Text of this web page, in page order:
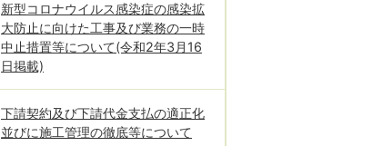
新型コロナウイルス感染症の感染拡
大防止に向けた工事及び業務の一時
中止措置等について(令和2年3月16
日掲載)
下請契約及び下請代金支払の適正化
並びに施工管理の徹底等について